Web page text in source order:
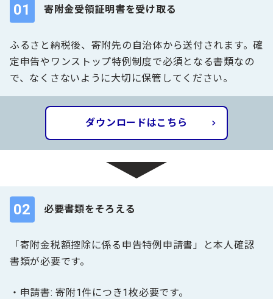
01 寄附金受領証明書を受け取る
ふるさと納税後、寄附先の自治体から送付されます。確
定申告やワンストップ特例制度で必須となる書類なの
で、なくさないように大切に保管してください。
ダウンロードはこちら
02 必要書類をそろえる
「寄附金税額控除に係る申告特例申請書」と本人確認
書類が必要です。
・申請書: 寄附1件につき1枚必要です。